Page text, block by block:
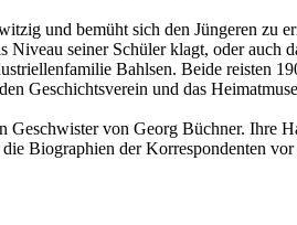
und bemüht sich den Jüngeren zu
seiner Schüler klagt, oder auch
Bahlsen. Beide reisten
Geschichtsverein und das
Geschwister von Georg Büchner. Ihre
Biographien der Korrespondenten